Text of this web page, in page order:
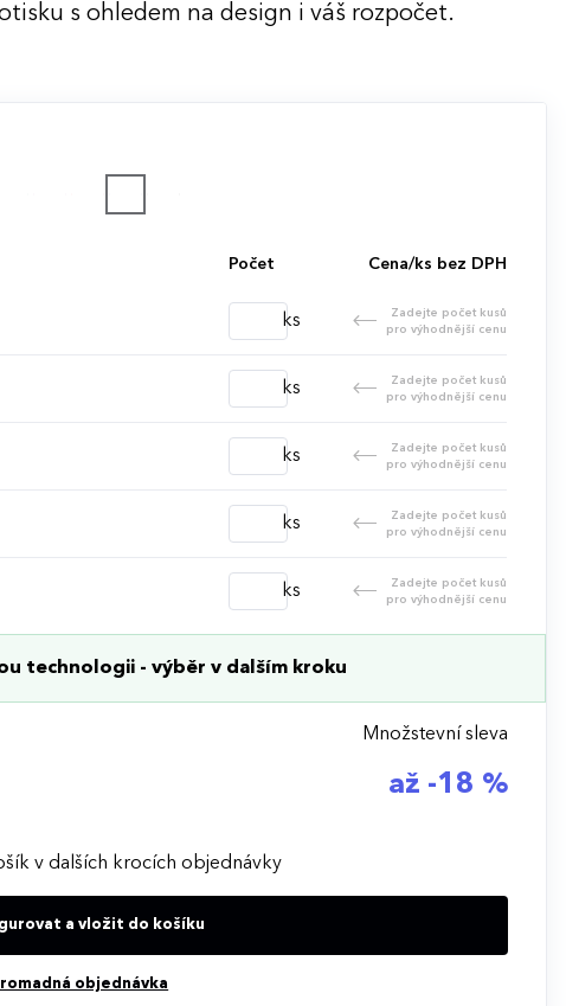
s ohledem na design i váš rozpočet.
Počet Cena/ks bez DPH
ks
Zadejte počet kusů
pro výhodnější cenu
ks
Zadejte počet kusů
pro výhodnější cenu
ks
Zadejte počet kusů
pro výhodnější cenu
ks
Zadejte počet kusů
pro výhodnější cenu
ks
Zadejte počet kusů
pro výhodnější cenu
technologii - výběr v dalším kroku
Množstevní sleva
až -18 %
v dalších krocích objednávky
a vložit do košíku
objednávka